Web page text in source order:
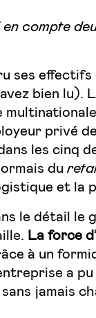
compte
ses
bien lu).
privé
les cinq
du
et la
le détail le
La force
à un
a
jamais